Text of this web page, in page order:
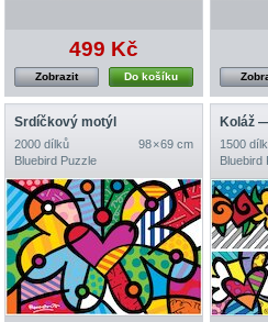
499 Kč
Do košíku
Zobrazit
Srdíčkový motýl
2000 dílků
98 × 69 cm
Bluebird Puzzle
Koláž
1500
Bluebird